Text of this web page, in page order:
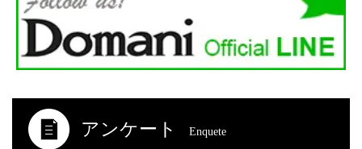
アンケート Enquete